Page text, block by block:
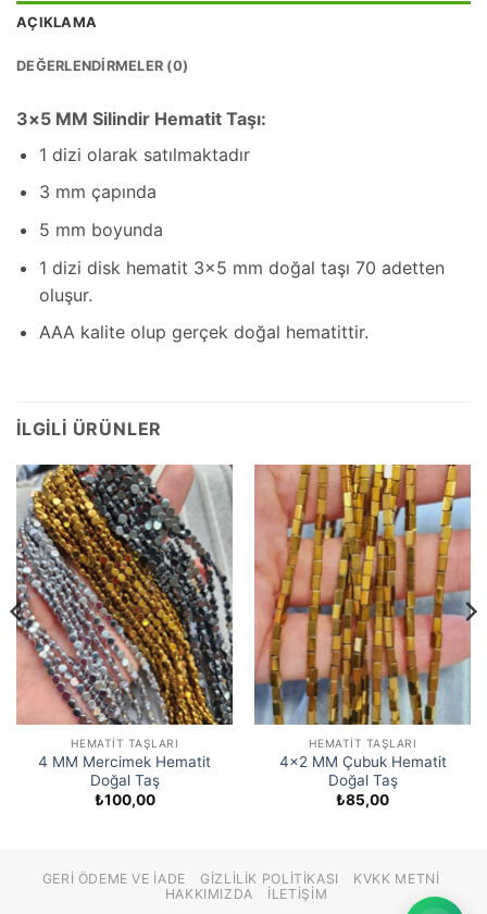
AÇIKLAMA
DEĞERLENDIRMELER (0)
3×5 MM Silindir Hematit Taşı:
1 dizi olarak satılmaktadır
3 mm çapında
5 mm boyunda
1 dizi disk hematit 3×5 mm doğal taşı 70 adetten
oluşur.
AAA kalite olup gerçek doğal hematittir.
İLGILI ÜRÜNLER
HEMATIT TAŞLARI
4 MM Mercimek Hematit
Doğal Taş
₺100,00
HEMATIT TAŞLARI
4×2 MM Çubuk Hematit
Doğal Taş
₺85,00
GERI ÖDEME VE İADE GIZLILIK POLITIKASI
KVKK METNI
HAKKIMIZDA
İLETIŞIM